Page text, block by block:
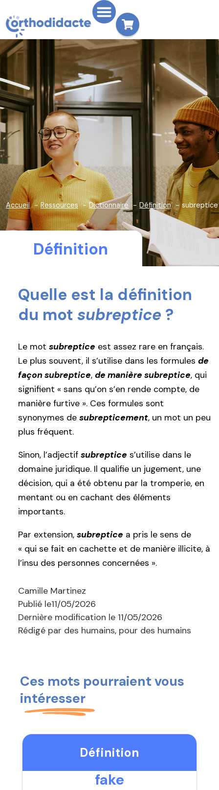
Accueil Ressources Dictionnaire Définition subreptice
Définition
Quelle est la définition
du mot subreptice ?
Le mot subreptice est assez rare en français.
Le plus souvent, il s’utilise dans les formules de
façon subreptice, de manière subreptice, qui
signifient « sans qu’on s’en rende compte, de
manière furtive ». Ces formules sont
synonymes de subrepticement, un mot un peu
plus fréquent.
Sinon, l’adjectif subreptice s’utilise dans le
domaine juridique. Il qualifie un jugement, une
décision, qui a été obtenu par la tromperie, en
mentant ou en cachant des éléments
importants.
Par extension, subreptice a pris le sens de
« qui se fait en cachette et de manière illicite, à
l’insu des personnes concernées ».
Camille Martinez
Publié le11/05/2026
Dernière modification le 11/05/2026
Rédigé par des humains, pour des humains
Ces mots pourraient vous
intéresser
Définition
fake